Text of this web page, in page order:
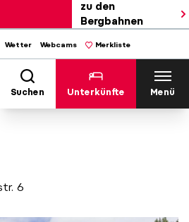
zu den
Bergbahnen
Wetter Webcams Merkliste
Suchen Unterkünfte Menü
6